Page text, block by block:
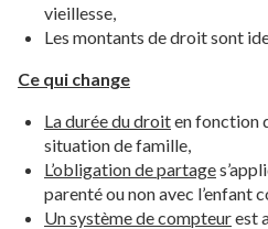
vieillesse,
Les montants de droit sont
Ce qui change
La durée du droiten fonction
situation de famille,
L’obligation de partage
parenté ou non avec l’enfant
Un système de compteurest